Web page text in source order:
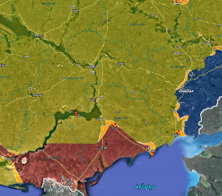
Tikkari Casino: Your Next International Gaming Adventure Awaits
# 夢中になる興奮！Yeet casinoでオンラインカジノの新しい世界を体験しよう